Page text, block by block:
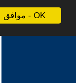
موافق - OK